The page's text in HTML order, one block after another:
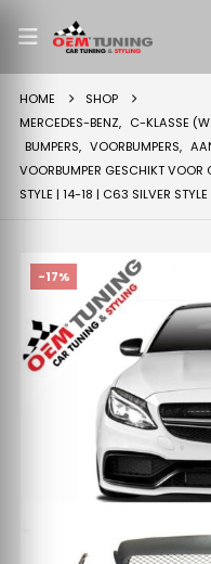
HOME
SHOP
MERCEDES-BENZ, C-KLASSE
BUMPERS, VOORBUMPERS,
VOORBUMPER GESCHIKT
STYLE | 14-18 | C63 SILVER
-17%